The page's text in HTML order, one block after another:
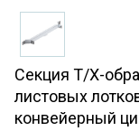
Секция Т/Х-
листовых
конвейерный